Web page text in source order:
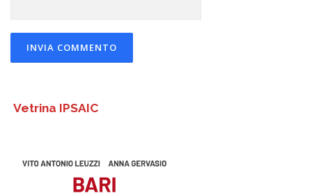
Vetrina IPSAIC